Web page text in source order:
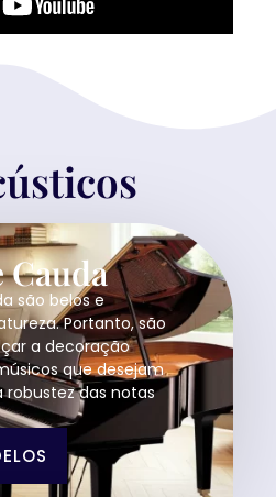
Cauda
são belos e
Portanto, são
a decoração
que desejam
robustez das notas